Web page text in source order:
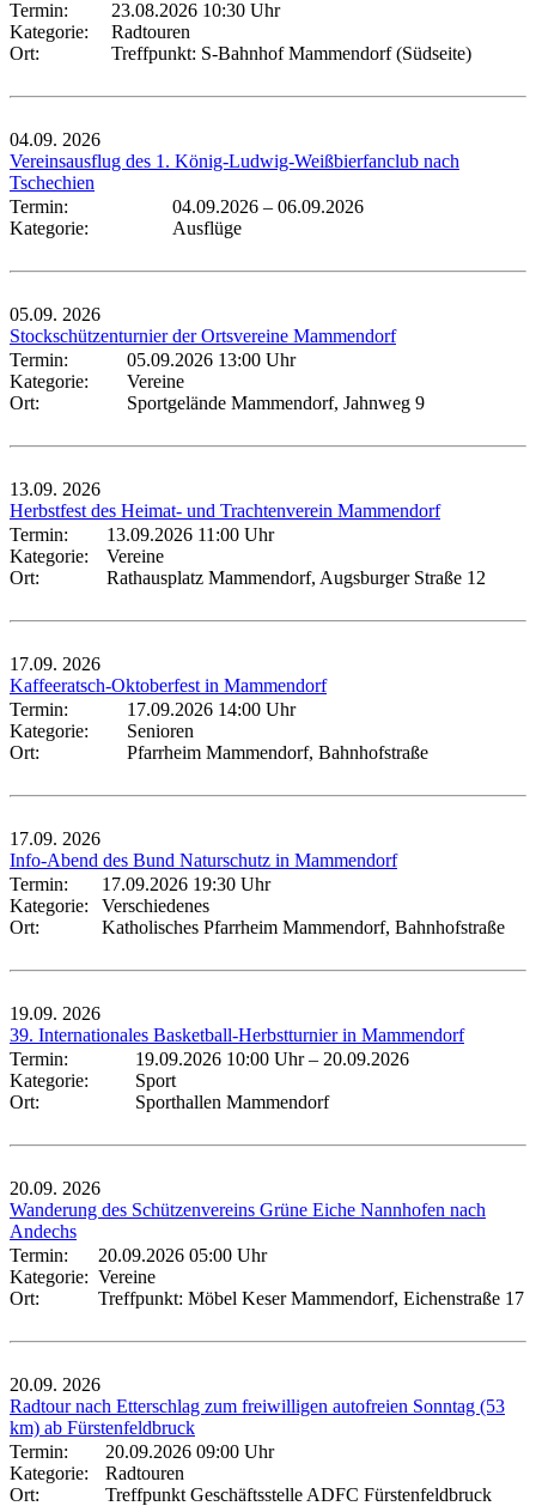
Termin:
23.08.2026 10:30 Uhr
Kategorie:
Radtouren
Ort:
Treffpunkt: S-Bahnhof Mammendorf (Südseite)
04.09. 2026
Vereinsausflug des 1. König-Ludwig-Weißbierfanclub nach
Tschechien
Termin:
04.09.2026 – 06.09.2026
Kategorie:
Ausflüge
05.09. 2026
Stockschützenturnier der Ortsvereine Mammendorf
Termin:
05.09.2026 13:00 Uhr
Kategorie:
Vereine
Ort:
Sportgelände Mammendorf, Jahnweg 9
13.09. 2026
Herbstfest des Heimat- und Trachtenverein Mammendorf
Termin:
13.09.2026 11:00 Uhr
Kategorie:
Vereine
Ort:
Rathausplatz Mammendorf, Augsburger Straße 12
17.09. 2026
Kaffeeratsch-Oktoberfest in Mammendorf
Termin:
17.09.2026 14:00 Uhr
Kategorie:
Senioren
Ort:
Pfarrheim Mammendorf, Bahnhofstraße
17.09. 2026
Info-Abend des Bund Naturschutz in Mammendorf
Termin:
17.09.2026 19:30 Uhr
Kategorie:
Verschiedenes
Ort:
Katholisches Pfarrheim Mammendorf, Bahnhofstraße
19.09. 2026
39. Internationales Basketball-Herbstturnier in Mammendorf
Termin:
19.09.2026 10:00 Uhr– 20.09.2026
Kategorie:
Sport
Ort:
Sporthallen Mammendorf
20.09. 2026
Wanderung des Schützenvereins Grüne Eiche Nannhofen nach
Andechs
Termin:
20.09.2026 05:00 Uhr
Kategorie: Vereine
Ort:
Treffpunkt: Möbel Keser Mammendorf, Eichenstraße 17
20.09. 2026
Radtour nach Etterschlag zum freiwilligen autofreien Sonntag (53
km) ab Fürstenfeldbruck
Termin:
20.09.2026 09:00 Uhr
Kategorie:
Radtouren
Ort:
Treffpunkt Geschäftsstelle ADFC Fürstenfeldbruck